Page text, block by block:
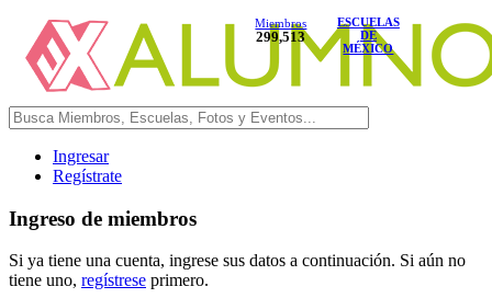
Miembros
299,513
ESCUELAS
DE
MÉXICO
Ingresar
Regístrate
Ingreso de miembros
Si ya tiene una cuenta, ingrese sus datos a continuación. Si aún no
tiene uno, regístrese primero.